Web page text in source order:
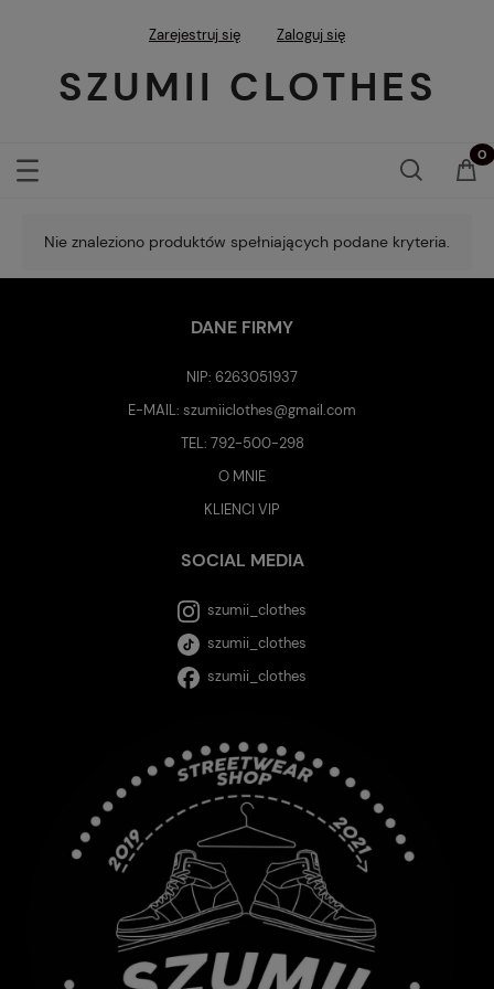
Zarejestruj się Zaloguj się
SZUMII CLOTHES
Nie znaleziono produktów spełniających podane kryteria.
DANE FIRMY
NIP: 6263051937
E-MAIL:szumiiclothes@gmail.com
TEL: 792-500-298
O MNIE
KLIENCI VIP
SOCIAL MEDIA
szumii_clothes
szumii_clothes
szumii_clothes